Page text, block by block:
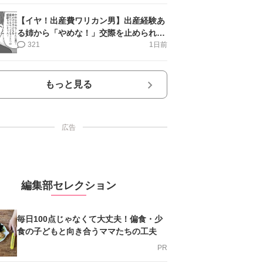
【イヤ！出産費ワリカン男】出産経験あ
る姉から「やめな！」交際を止められ＜
第12話＞#4コマ母道場
1日前
321
もっと見る
広告
編集部セレクション
毎日100点じゃなくて大丈夫！偏食・少
食の子どもと向き合うママたちの工夫
PR